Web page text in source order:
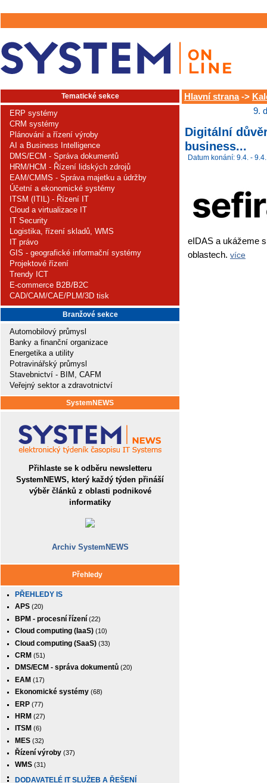
Tematické sekce
ERP systémy
CRM systémy
Plánování a řízení výroby
AI a Business Intelligence
DMS/ECM - Správa dokumentů
HRM/HCM - Řízení lidských zdrojů
EAM/CMMS - Správa majetku a údržby
Účetní a ekonomické systémy
ITSM (ITIL) - Řízení IT
Cloud a virtualizace IT
IT Security
Logistika, řízení skladů, WMS
IT právo
GIS - geografické informační systémy
Projektové řízení
Trendy ICT
E-commerce B2B/B2C
CAD/CAM/CAE/PLM/3D tisk
Branžové sekce
Automobilový průmysl
Banky a finanční organizace
Energetika a utility
Potravinářský průmysl
Stavebnictví - BIM, CAFM
Veřejný sektor a zdravotnictví
SystemNEWS
Přihlaste se k odběru newsletteru
SystemNEWS, který každý týden přináší
výběr článků z oblasti podnikové
informatiky
Archiv SystemNEWS
Přehledy
PŘEHLEDY IS
APS (20)
BPM - procesní řízení (22)
Cloud computing (IaaS) (10)
Cloud computing (SaaS) (33)
CRM (51)
DMS/ECM - správa dokumentů (20)
EAM (17)
Ekonomické systémy (68)
ERP (77)
HRM (27)
ITSM (6)
MES (32)
Řízení výroby (37)
WMS (31)
DODAVATELÉ IT SLUŽEB A ŘEŠENÍ
Hlavní strana->
9.
Digitální
business...
Datum konání: 9.4. - 9.4.
eIDAS a ukážeme
oblastech. více